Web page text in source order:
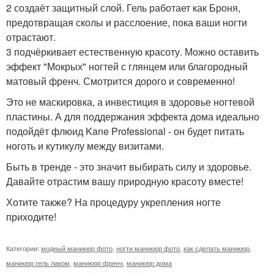
2 создаёт защитный слой. Гель работает как Броня,
предотвращая сколы и расслоение, пока ваши ногти
отрастают.
3 подчёркивает естественную красоту. Можно оставить
эффект "Мокрых" ногтей с глянцем или благородный
матовый френч. Смотрится дорого и современно!
Это не маскировка, а инвестиция в здоровье ногтевой
пластины. А для поддержания эффекта дома идеально
подойдёт флюид Kane Professional - он будет питать
ноготь и кутикулу между визитами.
Быть в тренде - это значит выбирать силу и здоровье.
Давайте отрастим вашу природную красоту вместе!
Хотите также? На процедуру укрепления ногте
приходите!
Категории: модный маникюр фото ногти маникюр фото как сделать маникюр
маникюр гель лаком маникюр френч маникюр дома